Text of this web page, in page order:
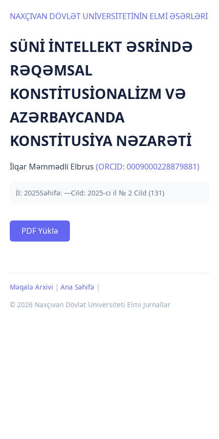
NAXÇIVAN DÖVLƏT UNİVERSİTETİNİN ELMİ ƏSƏRLƏRİ
SÜNİ İNTELLEKT ƏSRİNDƏ
RƏQƏMSAL
KONSTİTUSİONALİZM VƏ
AZƏRBAYCANDA
KONSTİTUSİYA NƏZARƏTİ
İlqar Məmmədli Elbrus (ORCID: 0009000228879881)
İl: 2025Səhifə: —Cild: 2025-ci il № 2 Cild (131)
PDF Yüklə
Məqalə Arxivi | Ana Səhifə |
© 2026 Naxçıvan Dövlət Universiteti Elmi Jurnallar